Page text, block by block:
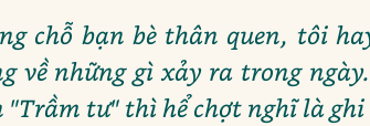
chỗ bạn bè thân quen, tôi
về những gì xảy ra trong
"Trầm tư" thì hể chợt nghĩ là